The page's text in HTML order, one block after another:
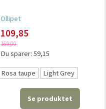
Ollipet
109,85
169,00
Du sparer: 59,15
Rosa taupe Light Grey
Se produktet